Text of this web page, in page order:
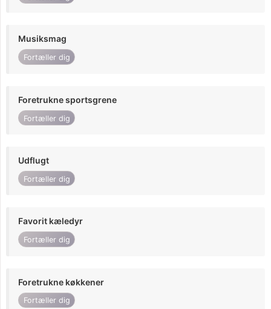
Musiksmag
Fortæller dig
Foretrukne sportsgrene
Fortæller dig
Udflugt
Fortæller dig
Favorit kæledyr
Fortæller dig
Foretrukne køkkener
Fortæller dig